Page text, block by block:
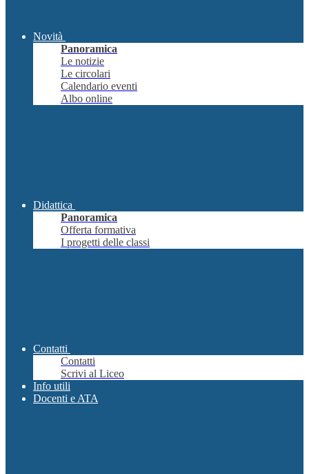
Novità
Panoramica
Le notizie
Le circolari
Calendario eventi
Albo online
Didattica
Panoramica
Offerta formativa
I progetti delle classi
Contatti
Contatti
Scrivi al Liceo
Info utili
Docenti e ATA